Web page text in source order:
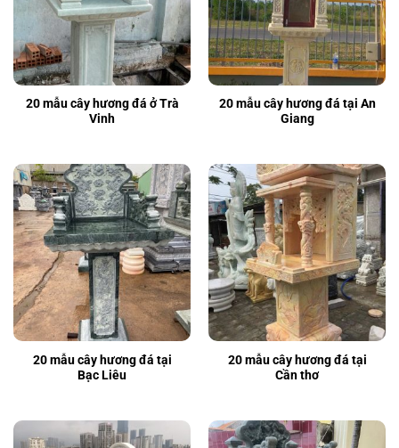
20 mẫu cây hương đá ở Trà
Vinh
20 mẫu cây hương đá tại An
Giang
20 mẫu cây hương đá tại
Bạc Liêu
20 mẫu cây hương đá tại
Cần thơ